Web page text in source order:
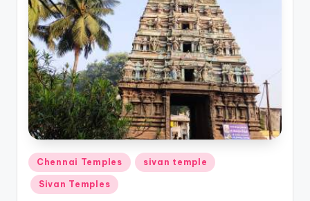
Posted
in
Chennai Temples sivan temple
Sivan Temples